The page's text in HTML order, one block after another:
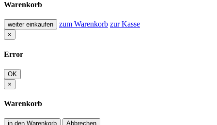
Warenkorb
weiter einkaufen zum Warenkorb zur Kasse
×
Error
OK
×
Warenkorb
in den Warenkorb Abbrechen